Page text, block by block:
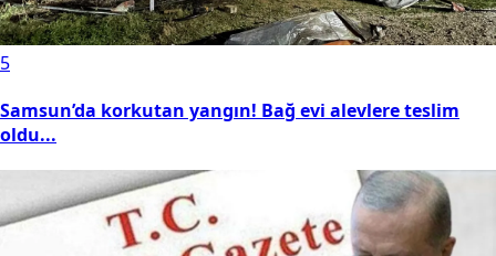
5
Samsun’da korkutan yangın! Bağ evi alevlere teslim
oldu...